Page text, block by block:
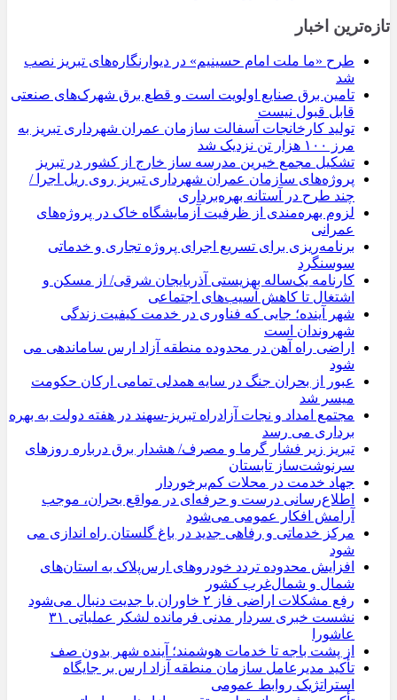
تازه‌ترین اخبار
طرح «ما ملت امام حسینیم» در دیوارنگاره‌های تبریز نصب
شد
تامین برق صنایع اولویت است و قطع برق شهرک‌های صنعتی
قابل قبول نیست
تولید کارخانجات آسفالت سازمان عمران شهرداری تبریز به
مرز ۱۰۰ هزار تن نزدیک شد
تشکیل مجمع خیرین مدرسه ‌ساز خارج از کشور در تبریز
پروژه‌های سازمان عمران شهرداری تبریز روی ریل اجرا /
چند طرح در آستانه بهره‌برداری
لزوم بهره‌مندی از ظرفیت آزمایشگاه خاک در پروژه‌های
عمرانی
برنامه‌ریزی برای تسریع اجرای پروژه تجاری و خدماتی
سوسنگرد
کارنامه یک‌ساله بهزیستی آذربایجان شرقی/ از مسکن و
اشتغال تا کاهش آسیب‌های اجتماعی
شهر آینده؛ جایی که فناوری در خدمت کیفیت زندگی
شهروندان است
اراضی راه آهن در محدوده منطقه آزاد ارس ساماندهی می
شود
عبور از بحران جنگ در سایه همدلی تمامی ارکان حکومت
میسر شد
مجتمع امداد و نجات آزادراه تبریز-سهند در هفته دولت به بهره
‌برداری می‌ رسد
تبریز زیر فشار گرما و مصرف/ هشدار برق درباره روزهای
سرنوشت‌ساز تابستان
جهاد خدمت در محلات کم‌برخوردار
اطلاع‌رسانی درست و حرفه‌ای در مواقع بحران، موجب
آرامش افکار عمومی می‌شود
مرکز خدماتی و رفاهی جدید در باغ گلستان راه اندازی می
شود
افزایش محدوده تردد خودروهای ارس‌پلاک به استان‌های
شمال و شمال‌غرب کشور
رفع مشکلات اراضی فاز ۲ خاوران با جدیت دنبال می‌شود
نشست خبری سردار مدنی فرمانده لشکر عملیاتی ۳۱
عاشورا
از پشت باجه تا خدمات هوشمند؛ آینده شهر بدون صف
تأکید مدیرعامل سازمان منطقه آزاد ارس بر جایگاه
استراتژیک روابط عمومی